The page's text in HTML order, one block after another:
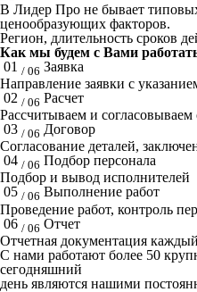
В Лидер Про не бывает
ценообразующих факторов.
Регион, длительность сроков
Как мы будем с Вами
01 / 06 Заявка
Направление заявки с
02 / 06 Расчет
Рассчитываем и согласовываем
03 / 06 Договор
Согласование деталей,
04 / 06 Подбор персонала
Подбор и вывод исполнителей
05 / 06 Выполнение работ
Проведение работ, контроль
06 / 06 Отчет
Отчетная документация
C нами работают более 50
сегодняшний
день являются нашими